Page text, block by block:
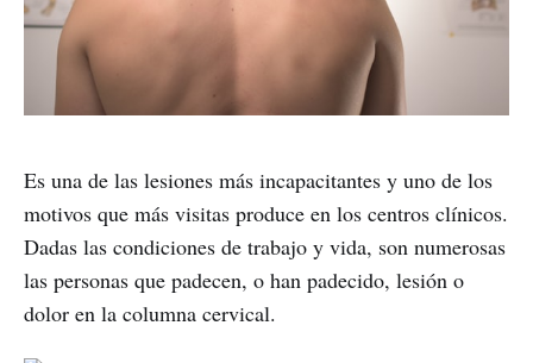
Es una de las lesiones más incapacitantes y uno de los
motivos que más visitas produce en los centros clínicos.
Dadas las condiciones de trabajo y vida, son numerosas
las personas que padecen, o han padecido, lesión o
dolor en la columna cervical.